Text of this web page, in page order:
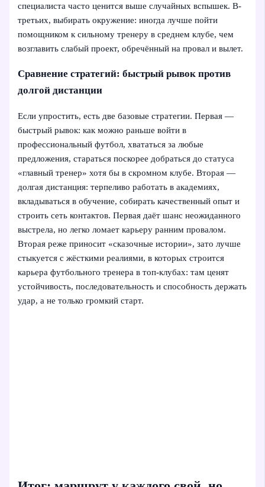
специалиста часто ценится выше случайных вспышек. В-
третьих, выбирать окружение: иногда лучше пойти
помощником к сильному тренеру в среднем клубе, чем
возглавить слабый проект, обречённый на провал и вылет.
Сравнение стратегий: быстрый рывок против
долгой дистанции
Если упростить, есть две базовые стратегии. Первая —
быстрый рывок: как можно раньше войти в
профессиональный футбол, хвататься за любые
предложения, стараться поскорее добраться до статуса
«главный тренер» хотя бы в скромном клубе. Вторая —
долгая дистанция: терпеливо работать в академиях,
вкладываться в обучение, собирать качественный опыт и
строить сеть контактов. Первая даёт шанс неожиданного
выстрела, но легко ломает карьеру ранним провалом.
Вторая реже приносит «сказочные истории», зато лучше
стыкуется с жёсткими реалиями, в которых строится
карьера футбольного тренера в топ-клубах: там ценят
устойчивость, последовательность и способность держать
удар, а не только громкий старт.